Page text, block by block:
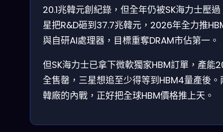
20.1兆韓元創紀錄，但全年仍被SK海力士壓
星把R&D砸到37.7兆韓元，2026年全力推
與自研AI處理器，目標重奪DRAM市佔第一。
但SK海力士已拿下微軟獨家HBM訂單，產能
全售罄，三星想追至少得等到HBM4量產後。
韓廠的內戰，正好把全球HBM價格推上天。